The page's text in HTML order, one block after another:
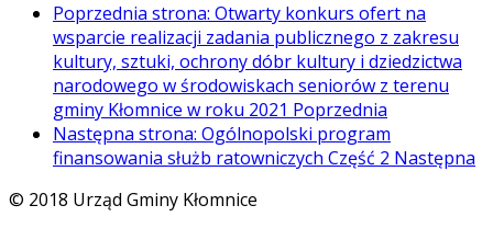
Poprzednia strona: Otwarty konkurs ofert na
wsparcie realizacji zadania publicznego z zakresu
kultury, sztuki, ochrony dóbr kultury i dziedzictwa
narodowego w środowiskach seniorów z terenu
gminy Kłomnice w roku 2021 Poprzednia
Następna strona: Ogólnopolski program
finansowania służb ratowniczych Część 2 Następna
© 2018 Urząd Gminy Kłomnice